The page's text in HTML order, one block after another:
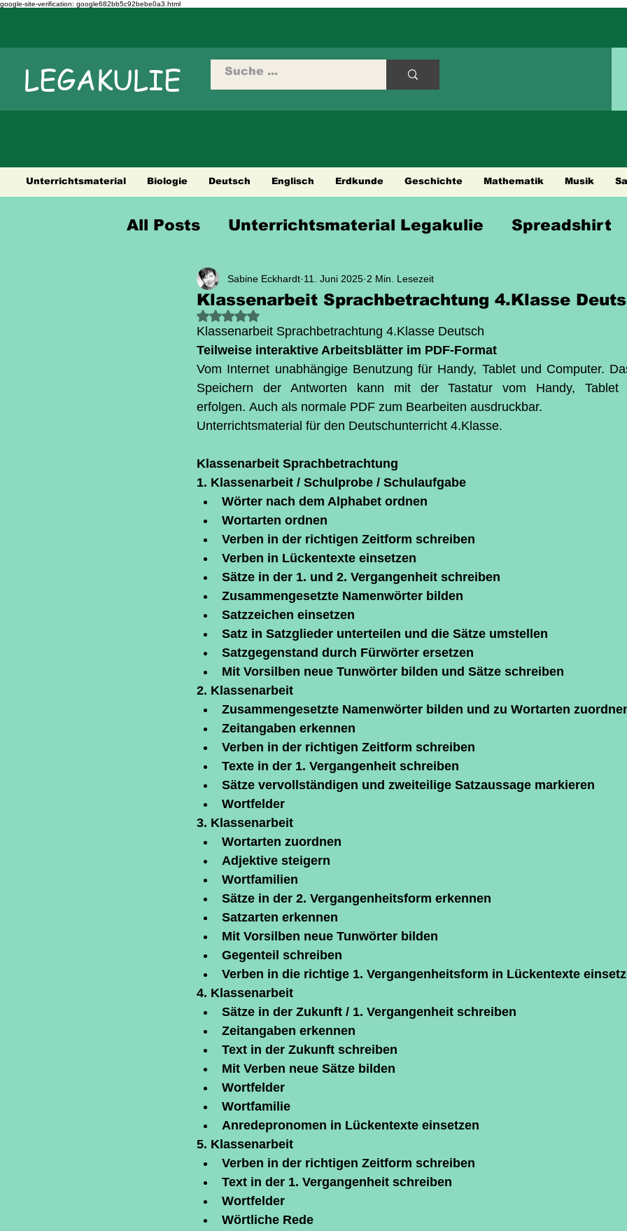
google-site-verification: google682bb5c92bebe0a3.html
LEGAKULIE
Unterrichtsmaterial Biologie Deutsch Englisch Erdkunde Geschichte Mathematik Musik
All Posts Unterrichtsmaterial Legakulie Spreadshirt
Sprüche Weisheiten Städtetouren
Klassenarbeit Sprachbetrachtung 4.Klasse
Sabine Eckhardt 11. Juni 2025 2 Min. Lesezeit
Mit NaN von 5 Sternen bewertet.
Klassenarbeit Sprachbetrachtung 4.Klasse Deutsch
Teilweise interaktive Arbeitsblätter im PDF-Format
Vom Internet unabhängige Benutzung für Handy, Tablet und Computer.
Speichern der Antworten kann mit der Tastatur vom Handy, Tablet
erfolgen. Auch als normale PDF zum Bearbeiten ausdruckbar.
Unterrichtsmaterial für den Deutschunterricht 4.Klasse.
Klassenarbeit Sprachbetrachtung
1. Klassenarbeit / Schulprobe / Schulaufgabe
Wörter nach dem Alphabet ordnen
Wortarten ordnen
Verben in der richtigen Zeitform schreiben
Verben in Lückentexte einsetzen
Sätze in der 1. und 2. Vergangenheit schreiben
Zusammengesetzte Namenwörter bilden
Satzzeichen einsetzen
Satz in Satzglieder unterteilen und die Sätze umstellen
Satzgegenstand durch Fürwörter ersetzen
Mit Vorsilben neue Tunwörter bilden und Sätze schreiben
2. Klassenarbeit
Zusammengesetzte Namenwörter bilden und zu Wortarten
Zeitangaben erkennen
Verben in der richtigen Zeitform schreiben
Texte in der 1. Vergangenheit schreiben
Sätze vervollständigen und zweiteilige Satzaussage markieren
Wortfelder
3. Klassenarbeit
Wortarten zuordnen
Adjektive steigern
Wortfamilien
Sätze in der 2. Vergangenheitsform erkennen
Satzarten erkennen
Mit Vorsilben neue Tunwörter bilden
Gegenteil schreiben
Verben in die richtige 1. Vergangenheitsform in Lückentexte
4. Klassenarbeit
Sätze in der Zukunft / 1. Vergangenheit schreiben
Zeitangaben erkennen
Text in der Zukunft schreiben
Mit Verben neue Sätze bilden
Wortfelder
Wortfamilie
Anredepronomen in Lückentexte einsetzen
5. Klassenarbeit
Verben in der richtigen Zeitform schreiben
Text in der 1. Vergangenheit schreiben
Wortfelder
Wörtliche Rede